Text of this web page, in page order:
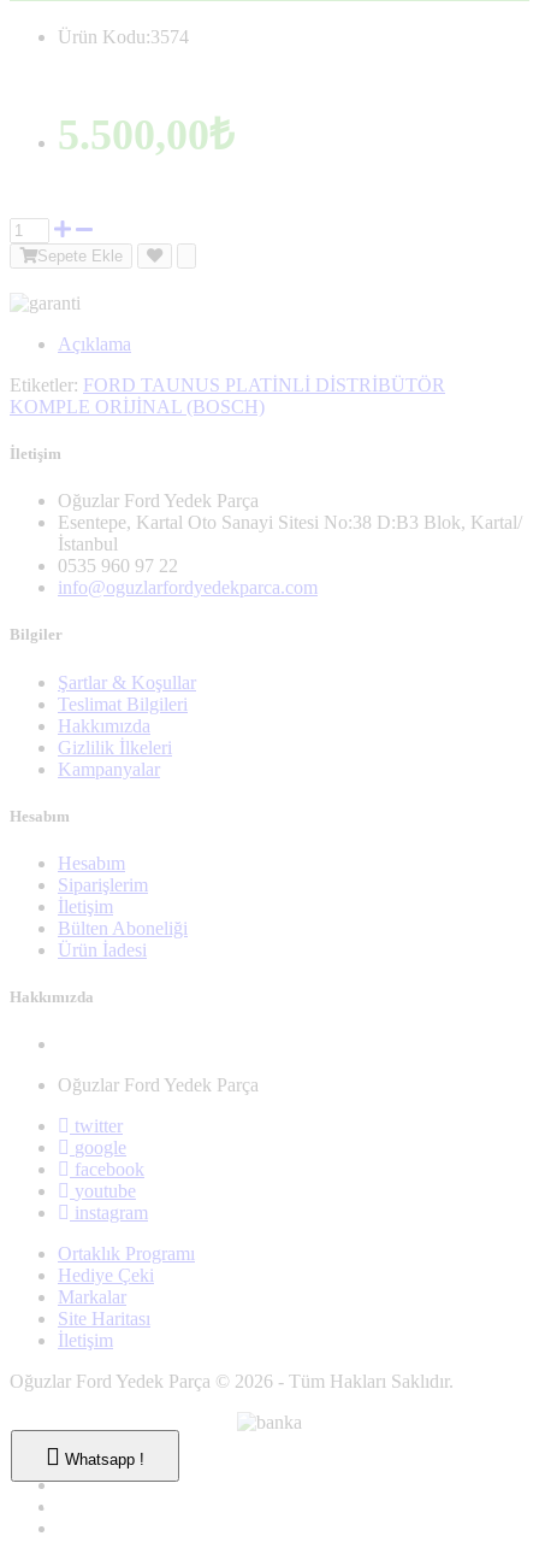
Ürün Kodu:3574
5.500,00₺
Sepete Ekle
Whatsapp !
Whatsapp !
Açıklama
Etiketler: FORD TAUNUS PLATİNLİ DİSTRİBÜTÖR
KOMPLE ORİJİNAL (BOSCH)
İletişim
Oğuzlar Ford Yedek Parça
Esentepe, Kartal Oto Sanayi Sitesi No:38 D:B3 Blok, Kartal/
İstanbul
0535 960 97 22
info@oguzlarfordyedekparca.com
Bilgiler
Şartlar & Koşullar
Teslimat Bilgileri
Hakkımızda
Gizlilik İlkeleri
Kampanyalar
Hesabım
Hesabım
Siparişlerim
İletişim
Bülten Aboneliği
Ürün İadesi
Hakkımızda
Oğuzlar Ford Yedek Parça
twitter
google
facebook
youtube
instagram
Ortaklık Programı
Hediye Çeki
Markalar
Site Haritası
İletişim
Oğuzlar Ford Yedek Parça © 2026 - Tüm Hakları Saklıdır.